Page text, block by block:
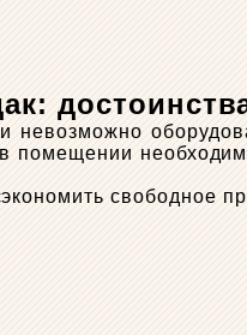
помещении